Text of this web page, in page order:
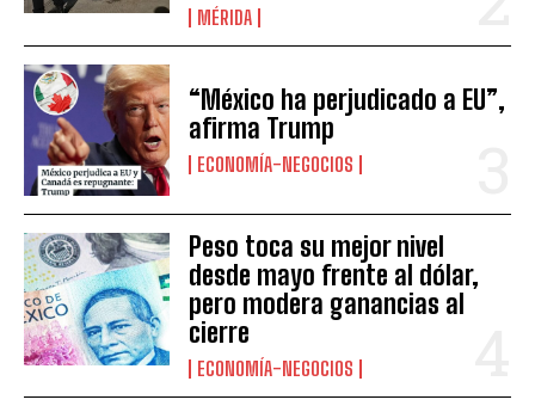
MÉRIDA
“México ha perjudicado a EU”,
afirma Trump
ECONOMÍA-NEGOCIOS
Peso toca su mejor nivel
desde mayo frente al dólar,
pero modera ganancias al
cierre
ECONOMÍA-NEGOCIOS